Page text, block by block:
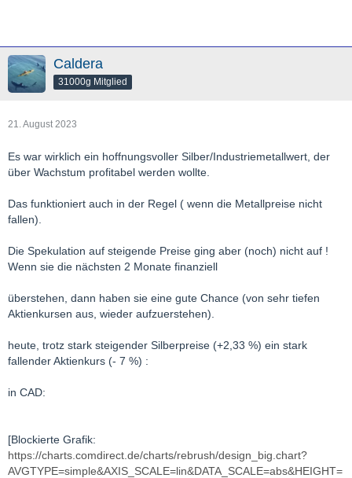
Caldera
31000g Mitglied
21. August 2023
Es war wirklich ein hoffnungsvoller Silber/Industriemetallwert, der
über Wachstum profitabel werden wollte.
Das funktioniert auch in der Regel ( wenn die Metallpreise nicht
fallen).
Die Spekulation auf steigende Preise ging aber (noch) nicht auf !
Wenn sie die nächsten 2 Monate finanziell
überstehen, dann haben sie eine gute Chance (von sehr tiefen
Aktienkursen aus, wieder aufzuerstehen).
heute, trotz stark steigender Silberpreise (+2,33 %) ein stark
fallender Aktienkurs (- 7 %) :
in CAD:
[Blockierte Grafik:
https://charts.comdirect.de/charts/rebrush/design_big.chart?
AVGTYPE=simple&AXIS_SCALE=lin&DATA_SCALE=abs&HEIGHT=